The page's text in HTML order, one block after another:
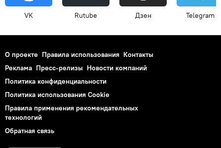
VK Rutube Дзен Telegram
О проекте Правила использования Контакты
Реклама Пресс-релизы Новости компаний
Политика конфиденциальности
Политика использования Cookie
Правила применения рекомендательных
технологий
Обратная связь